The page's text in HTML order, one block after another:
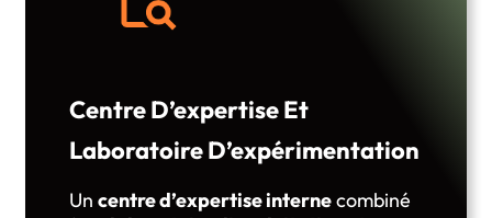
Centre D’expertise Et
Laboratoire D’expérimentation
Un centre d’expertise internecombiné